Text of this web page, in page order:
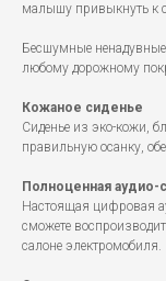
малышу привыкнуть к
Бесшумные
любому дорожному
Кожаное сиденье
Сиденье из эко-кожи,
правильную осанку,
Полноценная аудио-
Настоящая цифровая
сможете
салоне электромобиля.